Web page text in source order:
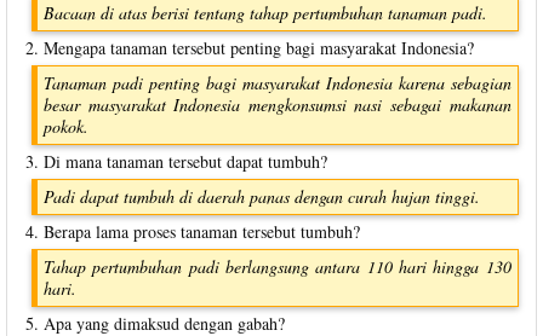
Bacaan di atas berisi tentang tahap pertumbuhan tanaman padi.
2. Mengapa tanaman tersebut penting bagi masyarakat Indonesia?
Tanaman padi penting bagi masyarakat Indonesia karena sebagian
besar masyarakat Indonesia mengkonsumsi nasi sebagai makanan
pokok.
3. Di mana tanaman tersebut dapat tumbuh?
Padi dapat tumbuh di daerah panas dengan curah hujan tinggi.
4. Berapa lama proses tanaman tersebut tumbuh?
Tahap pertumbuhan padi berlangsung antara 110 hari hingga 130
hari.
5. Apa yang dimaksud dengan gabah?